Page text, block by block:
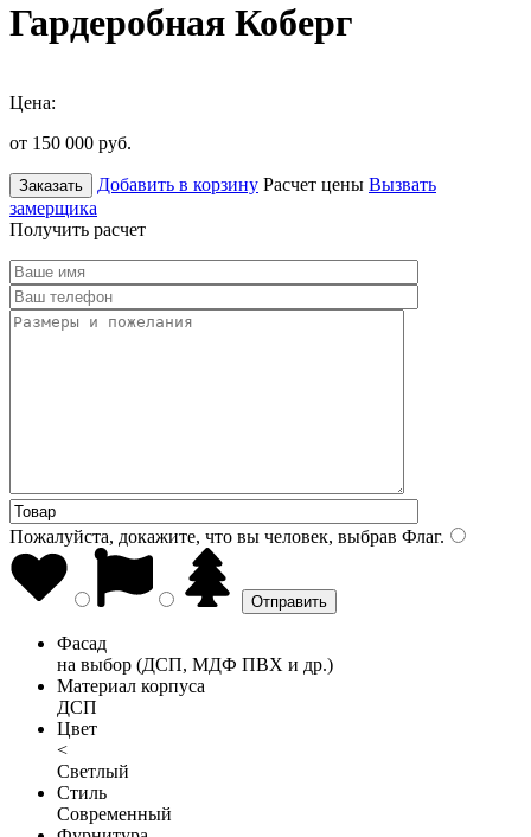
Гардеробная Коберг
Цена:
от 150 000 руб.
Заказать Добавить в корзину Расчет цены Вызвать
замерщика
Получить расчет
Пожалуйста, докажите, что вы человек, выбрав Флаг.
Фасад
на выбор (ДСП, МДФ ПВХ и др.)
Материал корпуса
ДСП
Цвет
<
Светлый
Стиль
Современный